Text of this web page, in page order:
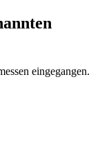
eingegangen.